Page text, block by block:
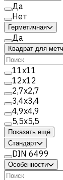
Да
Нет
Герметичная
Да
Квадрат для
11x11
12x12
2,7x2,7
3,4x3,4
4,9x4,9
5,5x5,5
Показать ещё
Стандарт
DIN 6499
Особенности